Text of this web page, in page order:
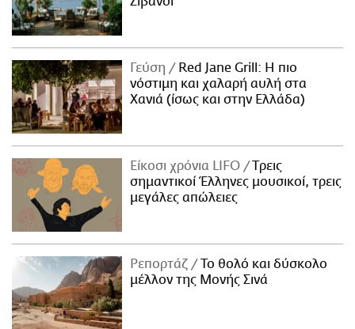
Γεύση
Red Jane Grill: Η πιο
νόστιμη και χαλαρή αυλή στα
Χανιά (ίσως και στην Ελλάδα)
Είκοσι χρόνια LIFO
Tρεις
σημαντικοί Έλληνες μουσικοί, τρεις
μεγάλες απώλειες
Ρεπορτάζ
Το θολό και δύσκολο
μέλλον της Μονής Σινά